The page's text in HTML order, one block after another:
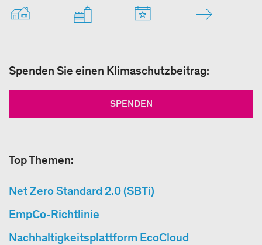
Spenden Sie einen Klimaschutzbeitrag:
SPENDEN
Top Themen:
Net Zero Standard 2.0 (SBTi)
EmpCo-Richtlinie
Nachhaltigkeitsplattform EcoCloud